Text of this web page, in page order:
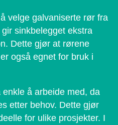
velge galvaniserte rør fra
sinkbelegget ekstra
Dette gjør at rørene
også egnet for bruk i
å arbeide med, da
etter behov. Dette gjør
for ulike prosjekter. I